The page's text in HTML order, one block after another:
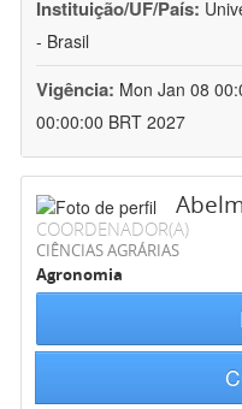
Instituição/UF/País:
- Brasil
Vigência: Mon Jan 08
00:00:00 BRT 2027
COORDENADOR(A)
CIÊNCIAS AGRÁRIAS
Agronomia